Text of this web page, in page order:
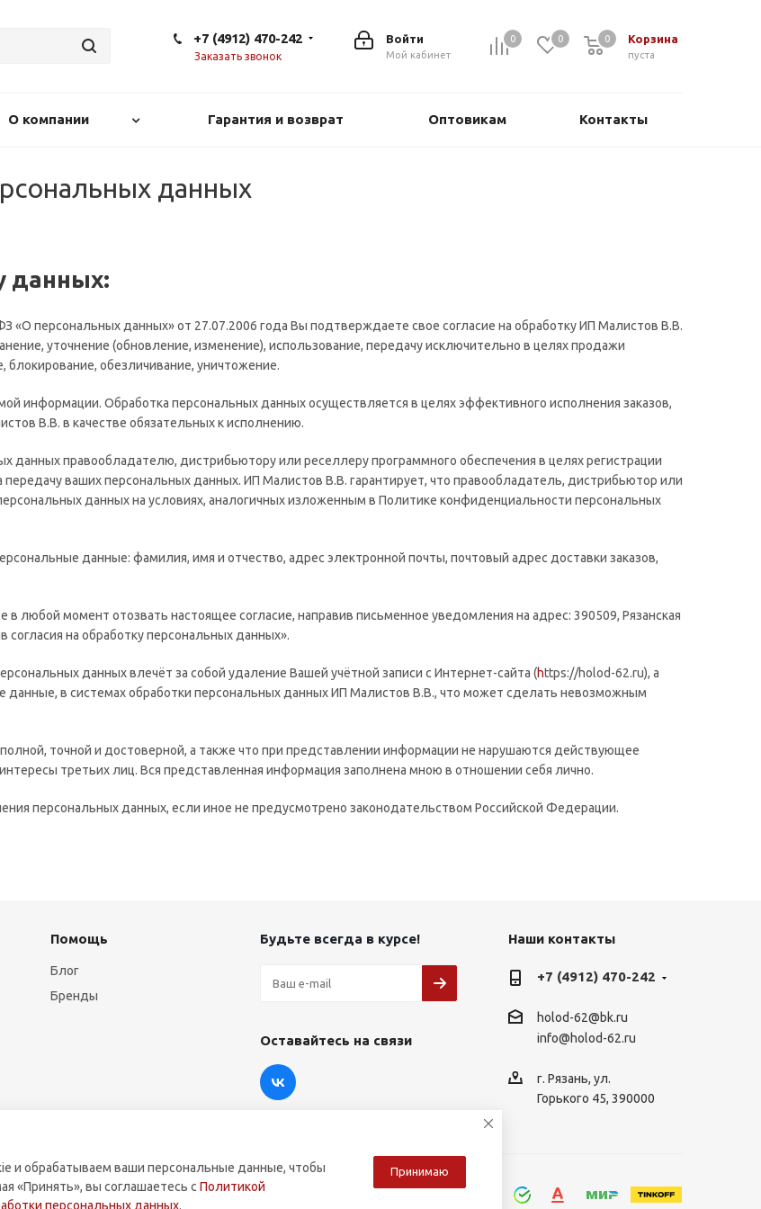
0 0 Корзина
0
пуста
0
Войти
Мой кабинет
+7 (4912) 470-242
Заказать звонок
О компании Гарантия и возврат Оптовикам Контакты
данных
данных:
персональных данных» от 27.07.2006 года Вы подтверждаете свое согласие на обработку ИП Малистов В.В.
уточнение (обновление, изменение), использование, передачу исключительно в целях продажи
блокирование, обезличивание, уничтожение.
информации. Обработка персональных данных осуществляется в целях эффективного исполнения заказов,
В.В. в качестве обязательных к исполнению.
данных правообладателю, дистрибьютору или реселлеру программного обеспечения в целях регистрации
ваших персональных данных. ИП Малистов В.В. гарантирует, что правообладатель, дистрибьютор или
данных на условиях, аналогичных изложенным в Политике конфиденциальности персональных
данные: фамилия, имя и отчество, адрес электронной почты, почтовый адрес доставки заказов,
любой момент отозвать настоящее согласие, направив письменное уведомления на адрес: 390509, Рязанская
на обработку персональных данных».
данных влечёт за собой удаление Вашей учётной записи с Интернет-сайта (https://holod-62.ru), а
в системах обработки персональных данных ИП Малистов В.В., что может сделать невозможным
точной и достоверной, а также что при представлении информации не нарушаются действующее
третьих лиц. Вся представленная информация заполнена мною в отношении себя лично.
персональных данных, если иное не предусмотрено законодательством Российской Федерации.
Помощь
Блог
Бренды
Будьте всегда в курсе!
Оставайтесь на связи
Наши контакты
+7 (4912) 470-242
holod-62@bk.ru
info@holod-62.ru
г. Рязань, ул.
Горького 45, 390000
техники.
и обрабатываем ваши персональные данные, чтобы
«Принять», вы соглашаетесь с Политикой
персональных данных.
Принимаю